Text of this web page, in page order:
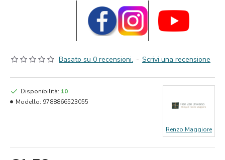
Basato su 0 recensioni. - Scrivi una recensione
Disponibilità: 10
Modello: 9788866523055
Renzo Maggiore